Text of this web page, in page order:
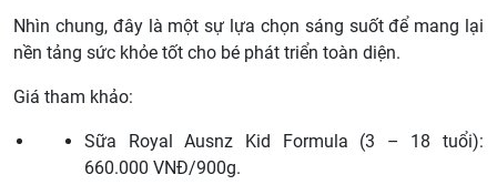
Nhìn chung, đây là một sự lựa chọn sáng suốt để mang lại
nền tảng sức khỏe tốt cho bé phát triển toàn diện.
Giá tham khảo:
Sữa Royal Ausnz Kid Formula (3 – 18 tuổi):
660.000 VNĐ/900g.